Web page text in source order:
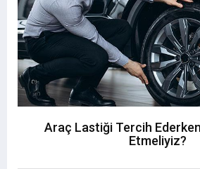
Araç Lastiği Tercih
Etmeliyiz?